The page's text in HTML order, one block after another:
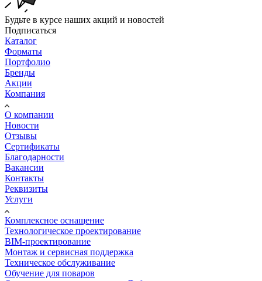
Будьте в курсе наших акций и новостей
Подписаться
Каталог
Форматы
Портфолио
Бренды
Акции
Компания
О компании
Новости
Отзывы
Сертификаты
Благодарности
Вакансии
Контакты
Реквизиты
Услуги
Комплексное оснащение
Технологическое проектирование
BIM-проектирование
Монтаж и сервисная поддержка
Техническое обслуживание
Обучение для поваров